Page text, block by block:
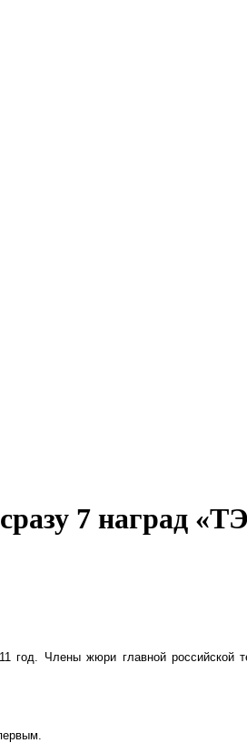
7 наград
год. Члены жюри главной российской